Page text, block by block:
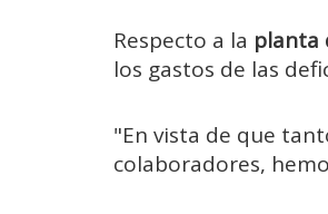
Respecto a la planta
los gastos de las
"En vista de que
colaboradores,